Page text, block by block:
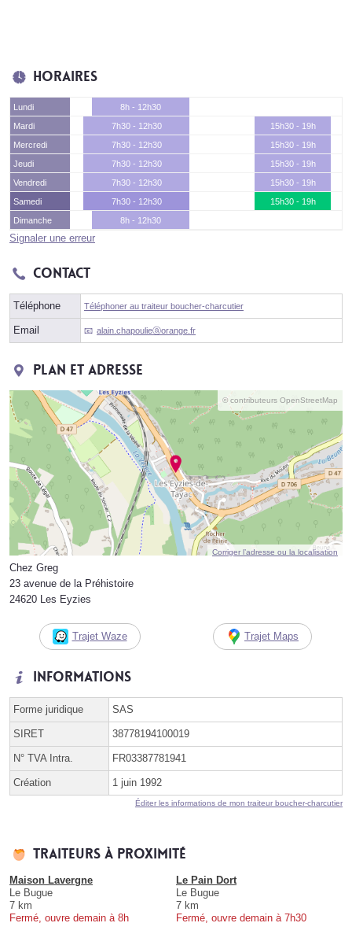
Horaires
Lundi
8h - 12h30
Mardi
7h30 - 12h30
15h30 - 19h
Mercredi
7h30 - 12h30
15h30 - 19h
Jeudi
7h30 - 12h30
15h30 - 19h
Vendredi
7h30 - 12h30
15h30 - 19h
Samedi
7h30 - 12h30
15h30 - 19h
Dimanche
8h - 12h30
Signaler une erreur
Contact
Téléphone Téléphoner au traiteur boucher-charcutier
Email alain.chapoulieⓐorange.fr
Plan et adresse
© contributeurs OpenStreetMap
Corriger l’adresse ou la localisation
Chez Greg
23 avenue de la Préhistoire
24620 Les Eyzies
Trajet Waze Trajet Maps
Informations
Forme juridique SAS
SIRET 38778194100019
N° TVA Intra. FR03387781941
Création 1 juin 1992
Éditer les informations de mon traiteur boucher-charcutier
Traiteurs à proximité
Maison Lavergne
Le Bugue
7 km
Fermé, ouvre demain à 8h
Le Pain Dort
Le Bugue
7 km
Fermé, ouvre demain à 7h30